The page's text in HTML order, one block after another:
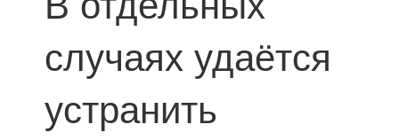
случаях удаётся
устранить